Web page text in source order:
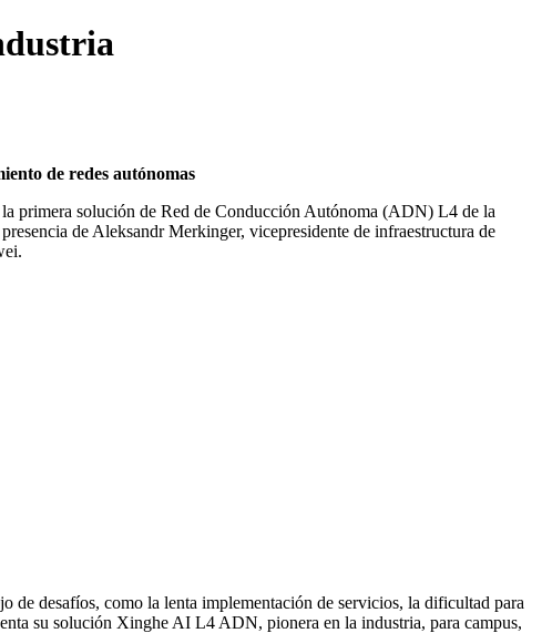
de redes autónomas
primera solución de Red de Conducción Autónoma (ADN) L4 de la
de Aleksandr Merkinger, vicepresidente de infraestructura de
de desafíos, como la lenta implementación de servicios, la dificultad para
su solución Xinghe AI L4 ADN, pionera en la industria, para campus,